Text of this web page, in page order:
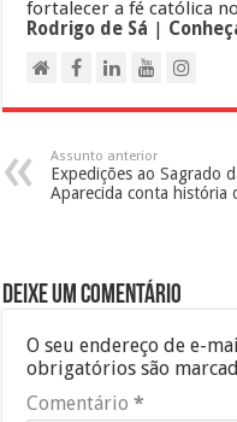
fortalecer a fé católica
Rodrigo de Sá |
Assunto anterior
Expedições ao Sagrado
Aparecida conta história
Deixe um comentário
O seu endereço de e-
obrigatórios são
Comentário*